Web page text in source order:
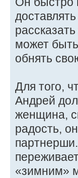
может
обнять
Для того,
Андрей
женщина,
радость,
«зимним»